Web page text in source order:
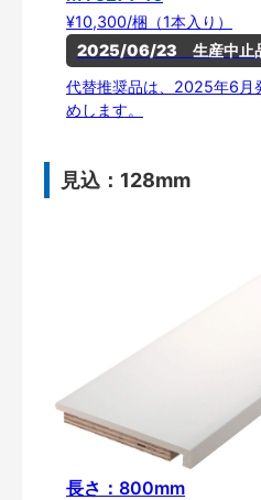
¥10,300/梱（1本入り）
2025/06/23　生産中止
代替推奨品は、2025年6月
めします。
見込：128mm
長さ：800mm